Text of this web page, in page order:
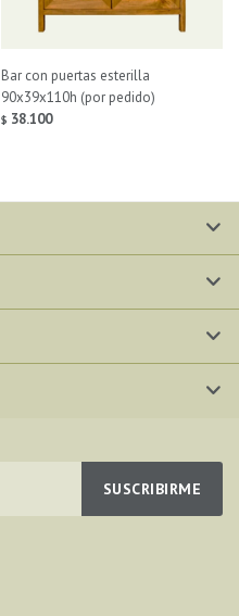
Bar con puertas esterilla
90x39x110h (por pedido)
$ 38.100
SUSCRIBIRME